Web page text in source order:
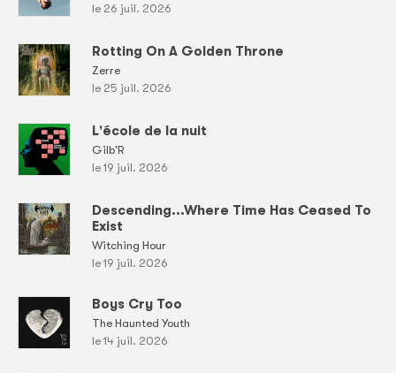
le 26 juil. 2026
Rotting On A Golden Throne
Zerre
le 25 juil. 2026
L'école de la nuit
Gilb'R
le 19 juil. 2026
Descending...Where Time Has Ceased To
Exist
Witching Hour
le 19 juil. 2026
Boys Cry Too
The Haunted Youth
le 14 juil. 2026